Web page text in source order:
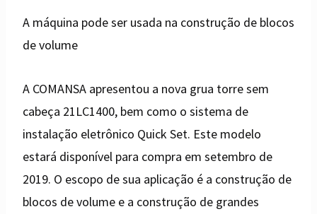
A máquina pode ser usada na construção de blocos
de volume
A COMANSA apresentou a nova grua torre sem
cabeça 21LC1400, bem como o sistema de
instalação eletrônico Quick Set. Este modelo
estará disponível para compra em setembro de
2019. O escopo de sua aplicação é a construção de
blocos de volume e a construção de grandes